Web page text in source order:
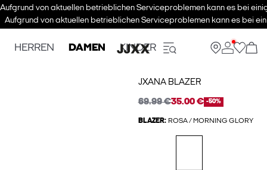
Aufgrund von aktuellen betrieblichen Serviceproblemen kann es bei
Aufgrund von aktuellen betrieblichen Serviceproblemen kann es bei
HERREN DAMEN KINDER
JXANA BLAZER
69.99 €35.00 € -50%
BLAZER: ROSA / MORNING GLORY